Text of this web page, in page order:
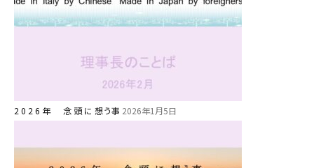
2 0 2 6 年 念 頭 に 想う事 2026年1月5日
園の1⽇
預かり保育［ヒラソル ]
美⽊多チコス
美⽊多チコスブログ